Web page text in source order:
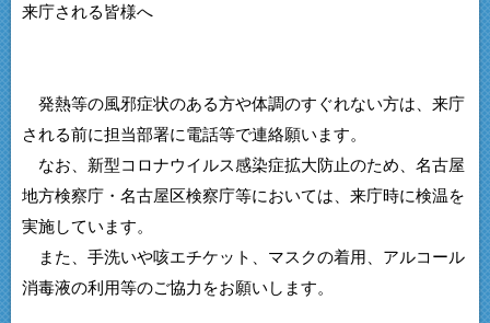
来庁される皆様へ
発熱等の風邪症状のある方や体調のすぐれない方は、来庁
される前に担当部署に電話等で連絡願います。
なお、新型コロナウイルス感染症拡大防止のため、名古屋
地方検察庁・名古屋区検察庁等においては、来庁時に検温を
実施しています。
また、手洗いや咳エチケット、マスクの着用、アルコール
消毒液の利用等のご協力をお願いします。